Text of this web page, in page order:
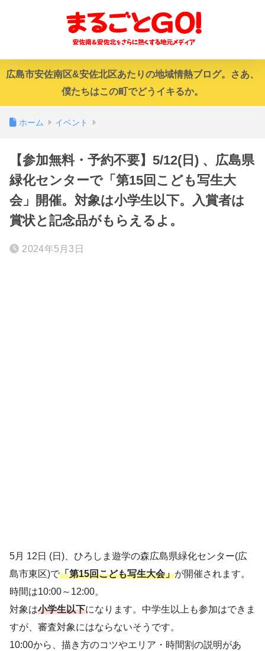
広島市安佐南区&安佐北区あたりの地域情熱ブログ。さあ、
僕たちはこの町でどうイキるか。
ホーム イベント
【参加無料・予約不要】5/12(日) 、広島県
緑化センターで「第15回こども写生大
会」開催。対象は小学生以下。入賞者は
賞状と記念品がもらえるよ。
2024年5月3日
5月 12日 (日)、ひろしま遊学の森広島県緑化センター(広
島市東区)で「第15回こども写生大会」が開催されます。
時間は10:00～12:00。
対象は小学生以下になります。中学生以上も参加はできま
すが、審査対象にはならないそうです。
10:00から、描き方のコツやエリア・時間割の説明があ